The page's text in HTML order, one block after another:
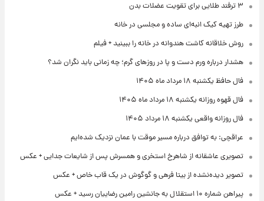
۳ ترفند طلایی برای تقویت عضلات بدن
طرز تهیه کیک انبه‌ای ساده و مجلسی در خانه
روش خلاقانه کاشت هندوانه در خانه را ببینید + فیلم
هشدار درباره ورم دست و پا در روزهای گرم؛ چه زمانی باید نگران شد؟
فال حافظ یکشنبه ۱۸ مرداد ماه ۱۴۰۵
فال قهوه روزانه یکشنبه ۱۸ مرداد ماه ۱۴۰۵
فال روزانه واقعی یکشنبه ۱۸ مرداد ۱۴۰۵
عراقچی: به توافق درباره مسیر موقت با عمان نزدیک شده‌ایم
تصویری عاشقانه از شاهرخ استخری و همسرش پس از شایعات جدایی + عکس
تصویر دیده‌نشده از بیتا فرهی و گوگوش در یک قاب خاص + عکس
پیراهن شماره ۱۰ استقلال به جانشین رامین رضاییان رسید + عکس